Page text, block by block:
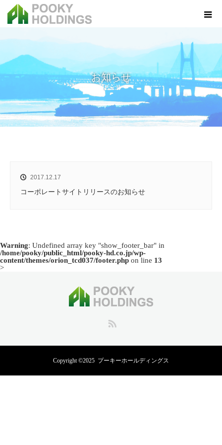
お知らせ
2017.12.17
コーポレートサイトリリースのお知らせ
Warning: Undefined array key "show_footer_bar" in
/home/pooky/public_html/pooky-hd.co.jp/wp-
content/themes/orion_tcd037/footer.php on line 13
>
Copyright ©2025 プーキーホールディングス